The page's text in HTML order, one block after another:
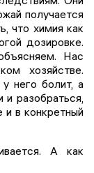
получается
что химия как
дозировке.
Нас
хозяйстве.
него болит, а
разобраться,
и в конкретный
А как